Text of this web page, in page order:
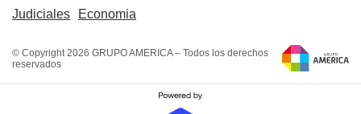
Judiciales
Economia
© Copyright 2026 GRUPO AMERICA – Todos los derechos
reservados